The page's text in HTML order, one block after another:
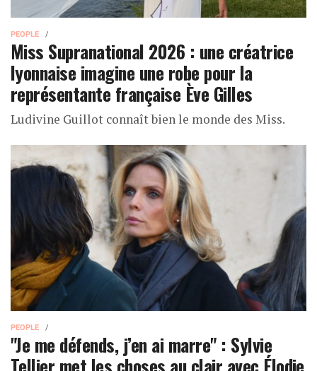
PEOPLE
Miss Supranational 2026 : une créatrice
lyonnaise imagine une robe pour la
représentante française Ève Gilles
Ludivine Guillot connaît bien le monde des Miss.
PEOPLE
"Je me défends, j’en ai marre" : Sylvie
Tellier met les choses au clair avec Élodie